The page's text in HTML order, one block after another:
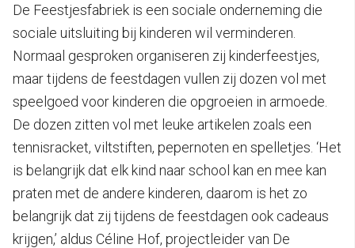
De Feestjesfabriek is een sociale onderneming die
sociale uitsluiting bij kinderen wil verminderen.
Normaal gesproken organiseren zij kinderfeestjes,
maar tijdens de feestdagen vullen zij dozen vol met
speelgoed voor kinderen die opgroeien in armoede.
De dozen zitten vol met leuke artikelen zoals een
tennisracket, viltstiften, pepernoten en spelletjes. ‘Het
is belangrijk dat elk kind naar school kan en mee kan
praten met de andere kinderen, daarom is het zo
belangrijk dat zij tijdens de feestdagen ook cadeaus
krijgen,’ aldus Céline Hof, projectleider van De